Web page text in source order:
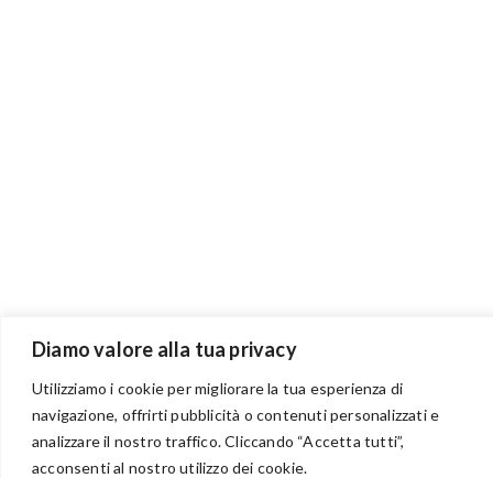
Diamo valore alla tua privacy
Utilizziamo i cookie per migliorare la tua esperienza di
navigazione, offrirti pubblicità o contenuti personalizzati e
analizzare il nostro traffico. Cliccando “Accetta tutti”,
acconsenti al nostro utilizzo dei cookie.
BENVENUTI NEL PORTALE RIVENDITORI